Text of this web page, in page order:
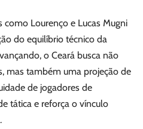
Lourenço e Lucas Mugni
do equilíbrio técnico da
o Ceará busca não
mas também uma projeção de
de jogadores de
tática e reforça o vínculo